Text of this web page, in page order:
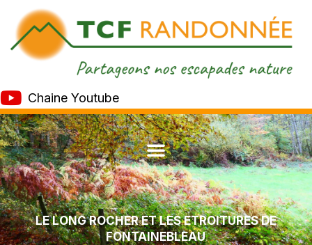
Chaine Youtube
LE LONG ROCHER ET LES ETROITURES DE
FONTAINEBLEAU